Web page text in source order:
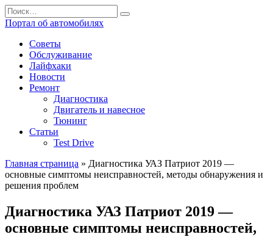
Перейти
к
содержанию
Search
for:
Портал об автомобилях
Советы
Обслуживание
Лайфхаки
Новости
Ремонт
Диагностика
Двигатель и навесное
Тюнинг
Статьи
Test Drive
Главная страница » Диагностика УАЗ Патриот 2019 —
основные симптомы неисправностей, методы обнаружения и
решения проблем
Диагностика УАЗ Патриот 2019 —
основные симптомы неисправностей,